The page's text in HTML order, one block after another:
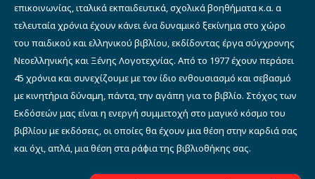
επικοινωνίας, ιταλικά εκπαιδευτικά, σχολικά βοηθήματα κ.α. α
τελευταία χρόνια έχουν κάνει ένα δυναμικό ξεκίνημα στο χώρο
του παιδικού και ελληνικού βιβλίου, εκδίδοντας έργα σύγχρονης
Νεοελληνικής και Ξένης Λογοτεχνίας. Από το 1977 έχουν περάσει
45 χρόνια και συνεχίζουμε με τον ίδιο ενθουσιασμό και σεβασμό
με κινητήρια δύναμη, πάντα, την αγάπη για το βιβλίο. Στόχος των
Εκδόσεών μας είναι η ενεργή συμμετοχή στο μαγικό κόσμο του
βιβλίου με εκδόσεις, οι οποίες θα έχουν μια θέση στην καρδιά σας
και όχι, απλά, μια θέση στα ράφια της βιβλιοθήκης σας.